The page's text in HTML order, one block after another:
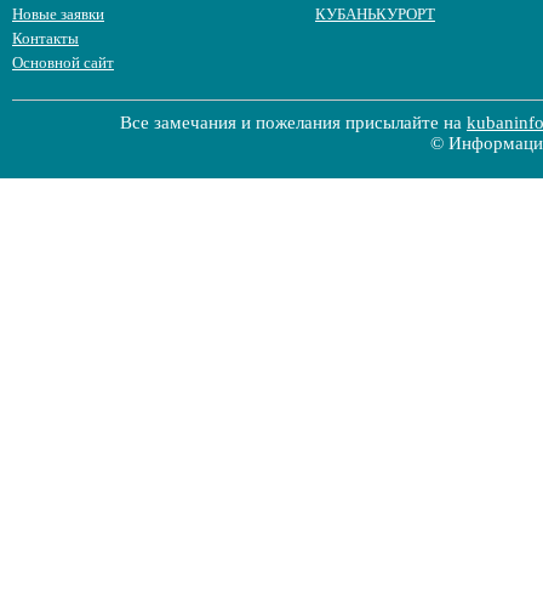
Новые заявки
Контакты
Основной сайт
КУБАНЬКУРОРТ
Все замечания и пожелания присылайте на
©